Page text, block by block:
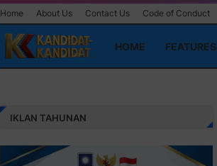
Home About Us Contact Us Code of Conduct
HOME FEATURES
IKLAN TAHUNAN